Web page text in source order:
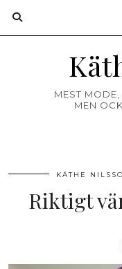
MEST
MEN
KÄTHE
Riktigt